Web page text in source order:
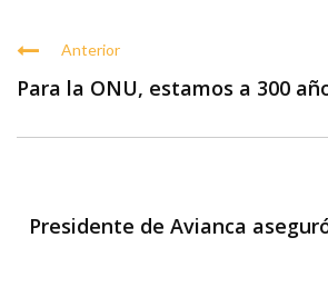
Anterior
Para la ONU, estamos a 300
Presidente de Avianca